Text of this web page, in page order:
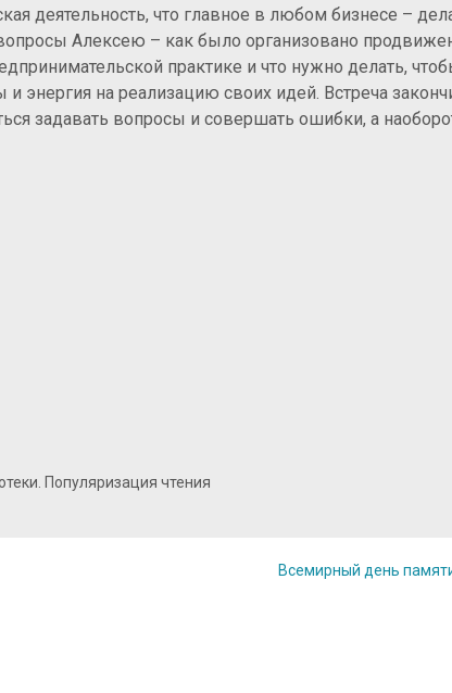
деятельность, что главное в любом бизнесе –
Алексею – как было организовано
практике и что нужно делать,
и энергия на реализацию своих идей. Встреча
задавать вопросы и совершать ошибки, а
Популяризация чтения
Всемирный день